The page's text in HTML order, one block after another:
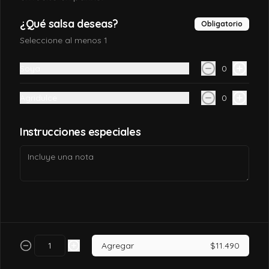
California tori
Pollo, queso crema, palta, envuelto en
$7.490
$6.990
¿Qué salsa deseas? Obligatorio
Seleccione al menos 1
0
0
Instrucciones especiales
Agregar $11.490